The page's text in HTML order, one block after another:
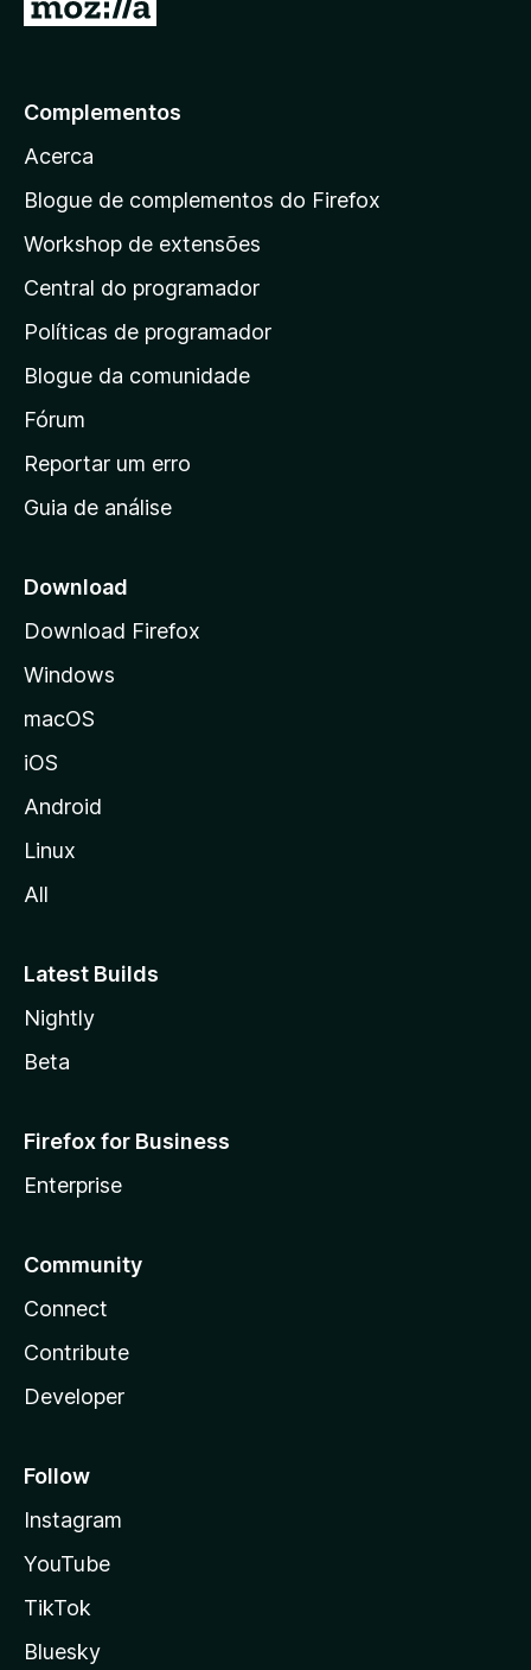
a
a
a
á
g
i
a
i
n
c
a
d
a
z
i
a
Complementos
Acerca
Blogue de complementos do Firefox
Workshop de extensões
Central do programador
Políticas de programador
Blogue da comunidade
Fórum
Reportar um erro
Guia de análise
Download
Download Firefox
Windows
macOS
iOS
Android
Linux
All
Latest Builds
Nightly
Beta
Firefox for Business
Enterprise
Community
Connect
Contribute
Developer
Follow
Instagram
YouTube
TikTok
Bluesky